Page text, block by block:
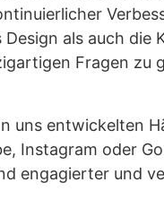
als auch die
Fragen zu
uns entwickelten
Instagram oder
engagierter und